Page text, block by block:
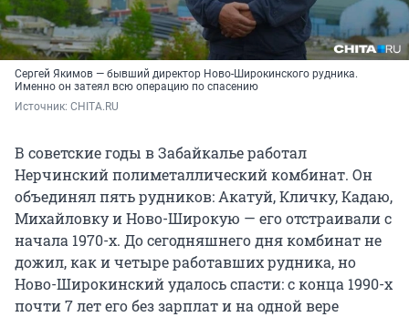
Сергей Якимов — бывший директор Ново-Широкинского рудника.
Именно он затеял всю операцию по спасению
Источник: CHITA.RU
В советские годы в Забайкалье работал
Нерчинский полиметаллический комбинат. Он
объединял пять рудников: Акатуй, Кличку, Кадаю,
Михайловку и Ново-Широкую — его отстраивали с
начала 1970-х. До сегодняшнего дня комбинат не
дожил, как и четыре работавших рудника, но
Ново-Широкинский удалось спасти: с конца 1990-х
почти 7 лет его без зарплат и на одной вере